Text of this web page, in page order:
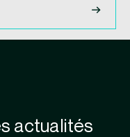
actualités